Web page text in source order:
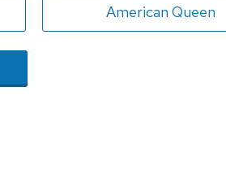
American Queen